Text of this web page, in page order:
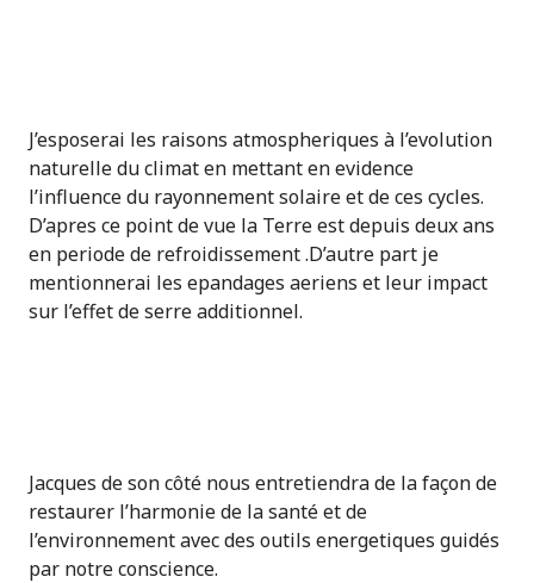
J’esposerai les raisons atmospheriques à l’evolution
naturelle du climat en mettant en evidence
l’influence du rayonnement solaire et de ces cycles.
D’apres ce point de vue la Terre est depuis deux ans
en periode de refroidissement .D’autre part je
mentionnerai les epandages aeriens et leur impact
sur l’effet de serre additionnel.
Jacques de son côté nous entretiendra de la façon de
restaurer l’harmonie de la santé et de
l’environnement avec des outils energetiques guidés
par notre conscience.